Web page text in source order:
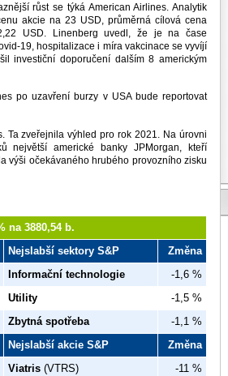
růst se týká American Airlines. Analytik
akcie na 23 USD, průměrná cílová cena
USD. Linenberg uvedl, že je na čase
19, hospitalizace i míra vakcinace se vyvíjí
investiční doporučení dalším 8 americkým
po uzavření burzy v USA bude reportovat
Ta zveřejnila výhled pro rok 2021. Na úrovni
největší americké banky JPMorgan, kteří
výši očekávaného hrubého provozního zisku
na 3880,54 b.
Nejslabší sektory S&P
Změna
Informační technologie
-1,6 %
Utility
-1,5 %
Zbytná spotřeba
-1,1 %
Nejslabší akcie S&P
Změna
Viatris (VTRS)
-11 %